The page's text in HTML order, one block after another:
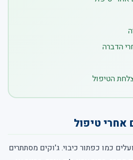
הדברה
הטיפול
אחרי טיפול
כמו כפתור כיבוי. ג'וקים מסתתרים